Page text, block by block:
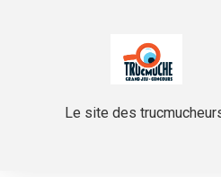
Le site des